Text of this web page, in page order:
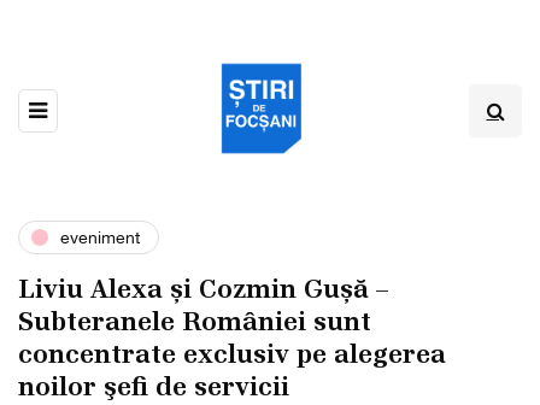
eveniment
Liviu Alexa și Cozmin Gușă –
Subteranele României sunt
concentrate exclusiv pe alegerea
noilor şefi de servicii